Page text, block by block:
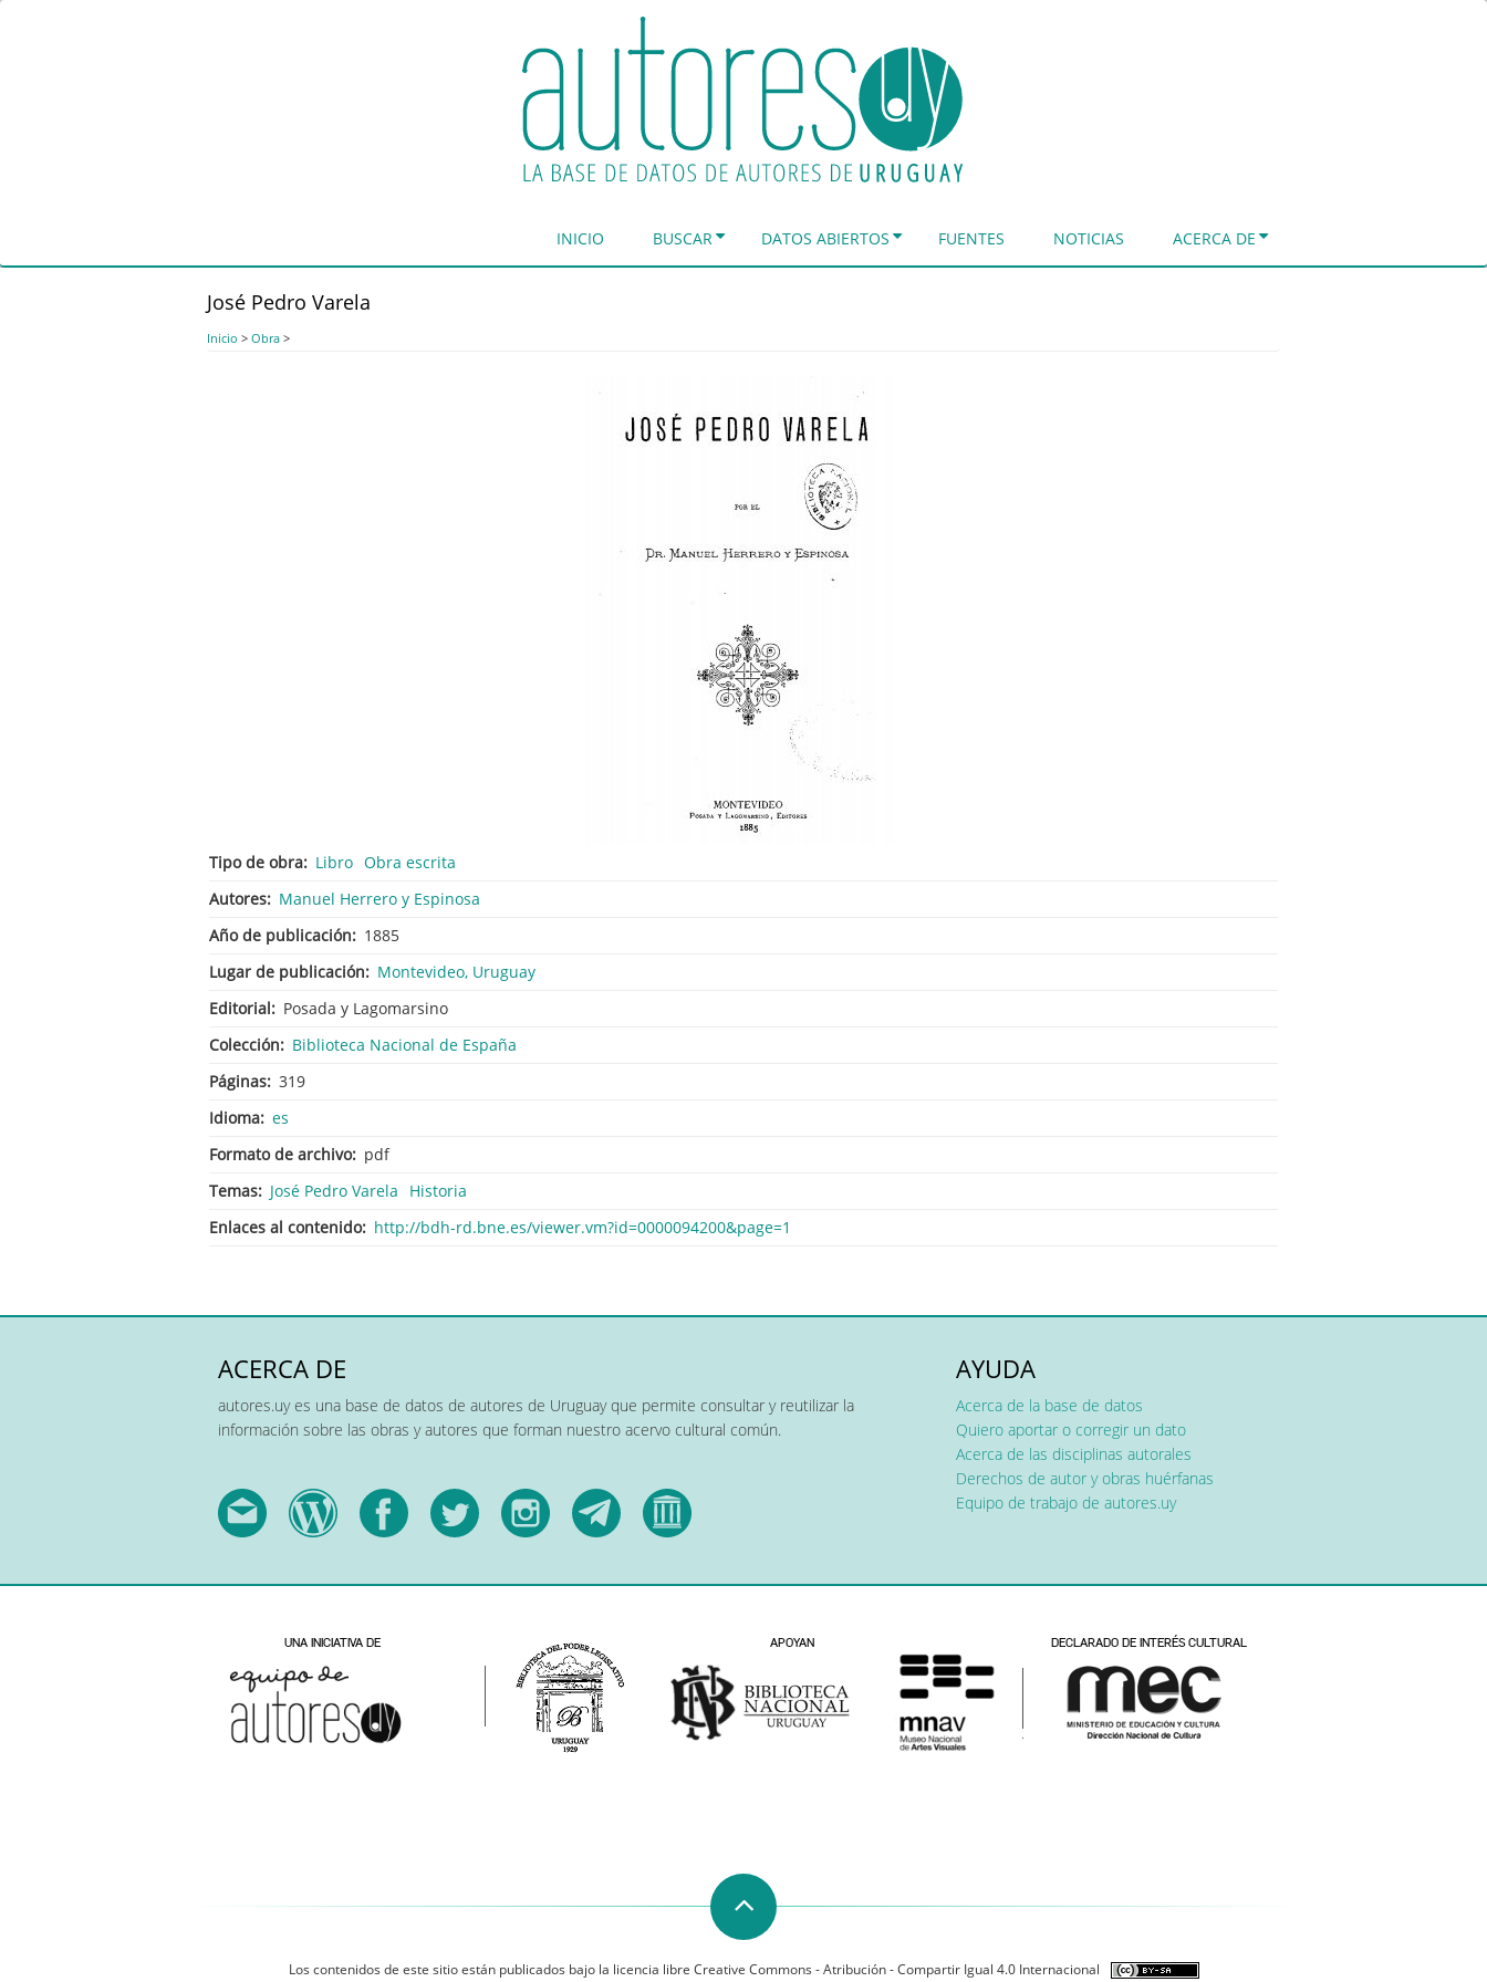
INICIO BUSCAR DATOS ABIERTOS FUENTES NOTICIAS ACERCA DE
José Pedro Varela
Inicio > Obra >
Tipo de obra Libro Obra escrita
Autores
Manuel Herrero y Espinosa
Año de publicación
1885
Lugar de publicación
Montevideo, Uruguay
Editorial
Posada y Lagomarsino
Colección
Biblioteca Nacional de España
Páginas 319
Idioma es
Formato de archivo
pdf
Temas
José Pedro Varela
Historia
Enlaces al contenido
http://bdh-rd.bne.es/viewer.vm?id=0000094200&page=1
ACERCA DE
autores.uy es una base de datos de autores de Uruguay que permite consultar y reutilizar la
información sobre las obras y autores que forman nuestro acervo cultural común.
AYUDA
Acerca de la base de datos
Quiero aportar o corregir un dato
Acerca de las disciplinas autorales
Derechos de autor y obras huérfanas
Equipo de trabajo de autores.uy
Los contenidos de este sitio están publicados bajo la licencia libre Creative Commons - Atribución - Compartir Igual 4.0 Internacional